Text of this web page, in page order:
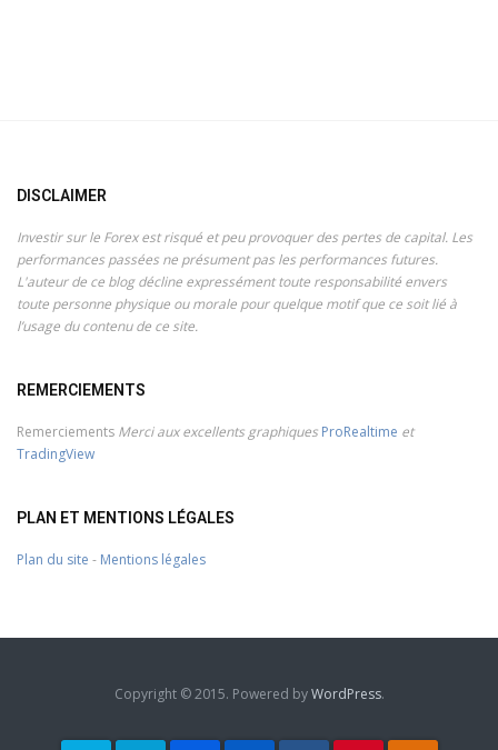
DISCLAIMER
Investir sur le Forex est risqué et peu provoquer des pertes de capital. Les
performances passées ne présument pas les performances futures.
L'auteur de ce blog décline expressément toute responsabilité envers
toute personne physique ou morale pour quelque motif que ce soit lié à
l’usage du contenu de ce site.
REMERCIEMENTS
Remerciements Merci aux excellents graphiques ProRealtime et
TradingView
PLAN ET MENTIONS LÉGALES
Plan du site - Mentions légales
Copyright © 2015. Powered byWordPress.